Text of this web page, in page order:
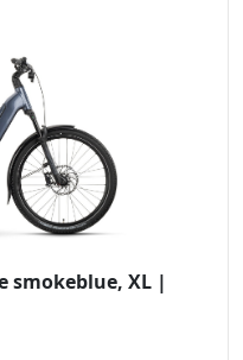
smokeblue, XL |